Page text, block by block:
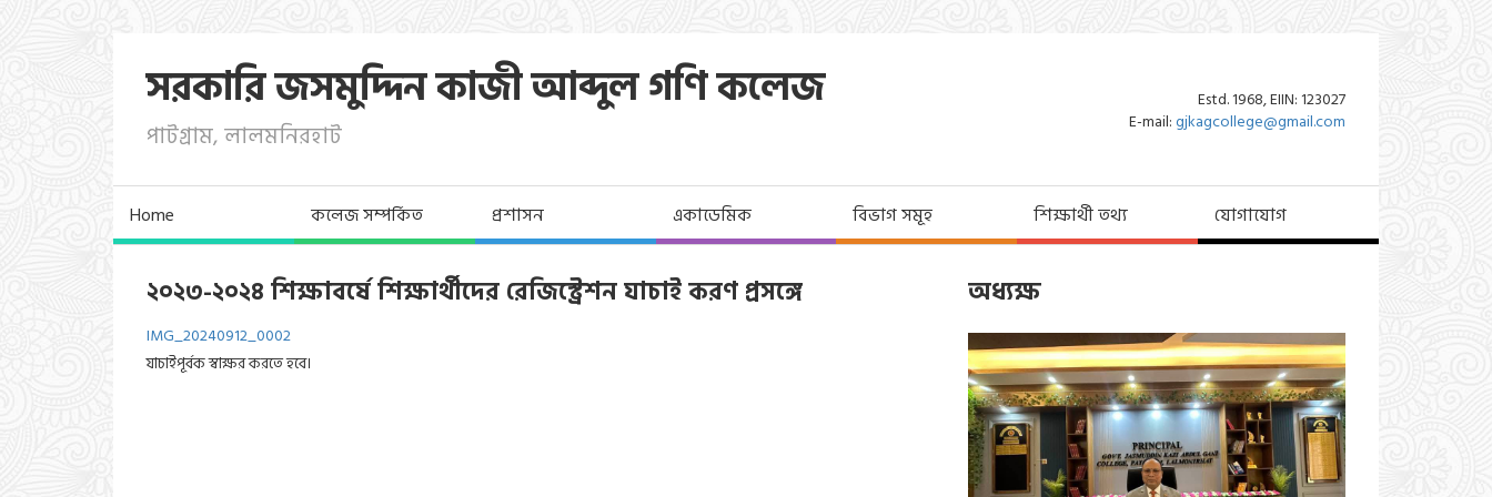
সরকারি জসমুদ্দিন কাজী আব্দুল গণি কলেজ
পাটগ্রাম, লালমনিরহাট
Estd. 1968, EIIN: 123027
E-mail:gjkagcollege@gmail.com
Home কলেজ সম্পর্কিত প্রশাসন একাডেমিক বিভাগ সমূহ শিক্ষার্থী তথ্য যোগাযোগ
২০২৩-২০২৪ শিক্ষাবর্ষে শিক্ষার্থীদের রেজিস্ট্রেশন যাচাই করণ প্রসঙ্গে
IMG_20240912_0002
যাচাইপূর্বক স্বাক্ষর করতে হবে।
অধ্যক্ষ